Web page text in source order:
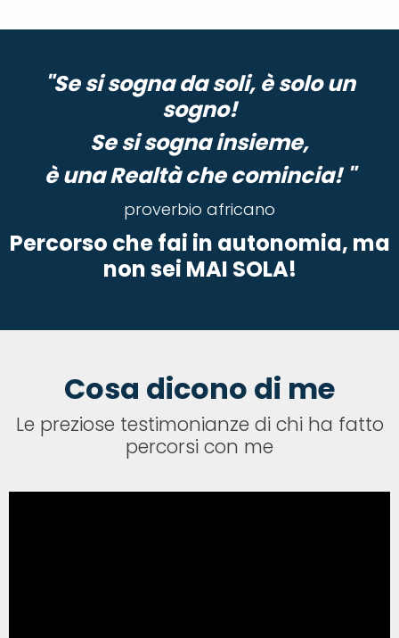
"Se si sogna da soli, è solo un
sogno!
Se si sogna insieme,
è una Realtà che comincia! "
proverbio africano
Percorso che fai in autonomia, ma
non sei MAI SOLA!
Cosa dicono di me
Le preziose testimonianze di chi ha fatto
percorsi con me